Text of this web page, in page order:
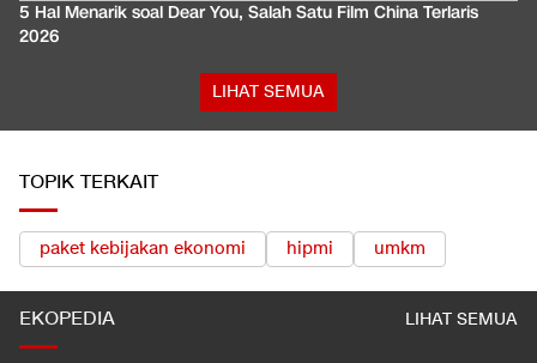
5 Hal Menarik soal Dear You, Salah Satu Film China Terlaris
2026
LIHAT SEMUA
TOPIK TERKAIT
paket kebijakan ekonomi hipmi umkm
EKOPEDIA LIHAT SEMUA